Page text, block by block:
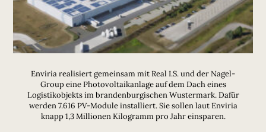
Enviria realisiert gemeinsam mit Real I.S. und der Nagel-
Group eine Photovoltaikanlage auf dem Dach eines
Logistikobjekts im brandenburgischen Wustermark. Dafür
werden 7.616 PV-Module installiert. Sie sollen laut Enviria
knapp 1,3 Millionen Kilogramm pro Jahr einsparen.